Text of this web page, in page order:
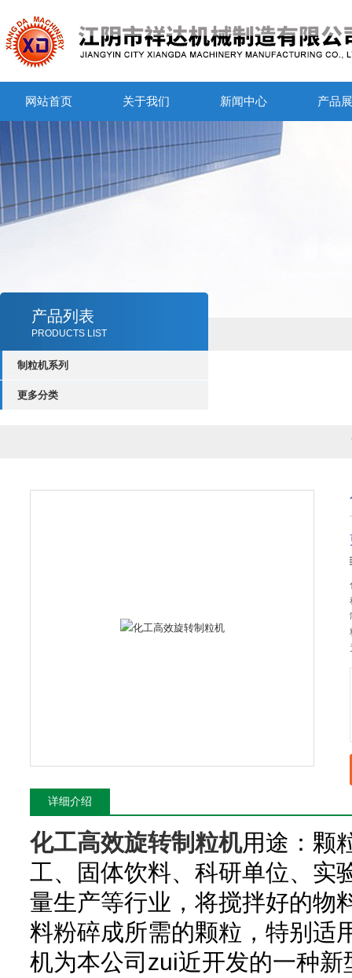
网站首页 关于我们 新闻中心 产品
产品列表
PRODUCTS LIST
制粒机系列
更多分类
详细介绍
化工高效旋转制粒机用途：颗
工、固体饮料、科研单位、实
量生产等行业，将搅拌好的物
料粉碎成所需的颗粒，特别适
机为本公司zui近开发的一种